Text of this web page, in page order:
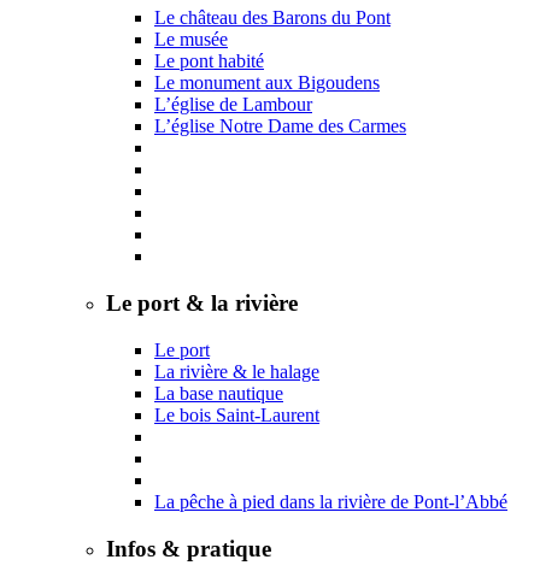
Le château des Barons du Pont
Le musée
Le pont habité
Le monument aux Bigoudens
L’église de Lambour
L’église Notre Dame des Carmes
Le port & la rivière
Le port
La rivière & le halage
La base nautique
Le bois Saint-Laurent
La pêche à pied dans la rivière de Pont-l’Abbé
Infos & pratique